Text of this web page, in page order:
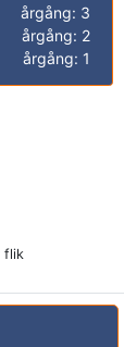
årgång: 3
årgång: 2
årgång: 1
flik